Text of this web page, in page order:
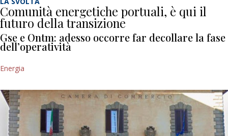
Comunità energetiche portuali, è qui il
futuro della transizione
Gse e Ontm: adesso occorre far decollare la fase
dell’operatività
Energia